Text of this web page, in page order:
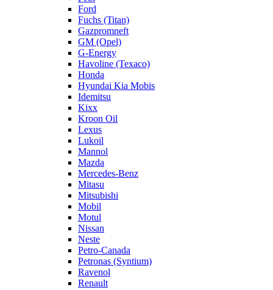
Ford
Fuchs (Titan)
Gazpromneft
GM (Opel)
G-Energy
Havoline (Texaco)
Honda
Hyundai Kia Mobis
Idemitsu
Kixx
Kroon Oil
Lexus
Lukoil
Mannol
Mazda
Mercedes-Benz
Mitasu
Mitsubishi
Mobil
Motul
Nissan
Neste
Petro-Canada
Petronas (Syntium)
Ravenol
Renault